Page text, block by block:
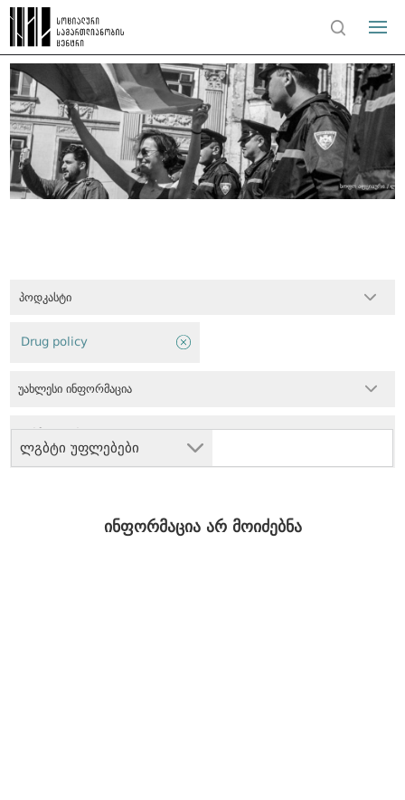
პოდკასტი
ლგბტი უფლებები
Drug policy
უახლესი ინფორმაცია
ინფორმაცია არ მოიძებნა